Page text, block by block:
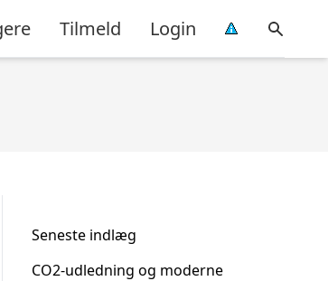
Tilmeld Login
Seneste indlæg
CO2-udledning og moderne